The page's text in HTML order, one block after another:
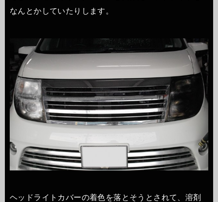
なんとかしていたりします。
ヘッドライトカバーの着色を落とそうとされて、溶剤